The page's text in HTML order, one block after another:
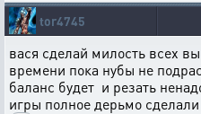
tor4745
вася сделай милость всех
времени пока нубы не
баланс будет и резать
игры полное дерьмо сделали